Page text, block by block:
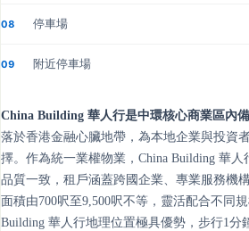
08 停車場
09 附近停車場
China Building 華人行是中環核心商業區內
落於香港金融心臟地帶，為本地企業與投資
擇。作為統一業權物業，China Building 華
品質一致，租戶涵蓋跨國企業、專業服務機
面積由700呎至9,500呎不等，靈活配合不同
Building 華人行地理位置極具優勢，步行1分